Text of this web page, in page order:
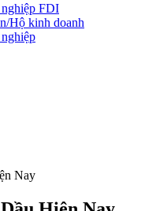
FDI
Hộ kinh doanh
Nay